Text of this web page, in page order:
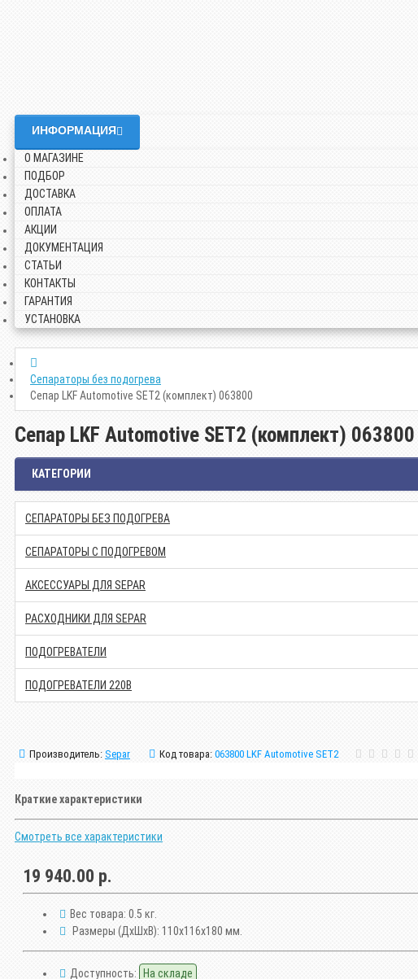
ИНФОРМАЦИЯ
О МАГАЗИНЕ
ПОДБОР
ДОСТАВКА
ОПЛАТА
АКЦИИ
ДОКУМЕНТАЦИЯ
СТАТЬИ
КОНТАКТЫ
ГАРАНТИЯ
УСТАНОВКА
Сепараторы без подогрева
Сепар LKF Automotive SET2 (комплект) 063800
Сепар LKF Automotive SET2 (комплект) 063800
КАТЕГОРИИ
СЕПАРАТОРЫ БЕЗ ПОДОГРЕВА
СЕПАРАТОРЫ С ПОДОГРЕВОМ
АКСЕССУАРЫ ДЛЯ SEPAR
РАСХОДНИКИ ДЛЯ SEPAR
ПОДОГРЕВАТЕЛИ
ПОДОГРЕВАТЕЛИ 220В
Производитель: Separ Код товара: 063800 LKF Automotive SET2
Краткие характеристики
Смотреть все характеристики
19 940.00 р.
Вес товара: 0.5 кг.
Размеры (ДxШxВ): 110x116x180 мм.
Доступность: На складе